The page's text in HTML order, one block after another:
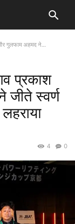
गुलफाम अहमद ने...
प्रकाश
स्वर्ण
0
4